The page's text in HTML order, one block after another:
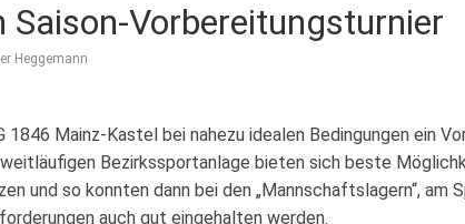
Saison-Vorbereitungsturnier
Heggemann
Mainz-Kastel bei nahezu idealen Bedingungen ein
Bezirkssportanlage bieten sich beste
und so konnten dann bei den „Mannschaftslagern“, am
auch gut eingehalten werden.